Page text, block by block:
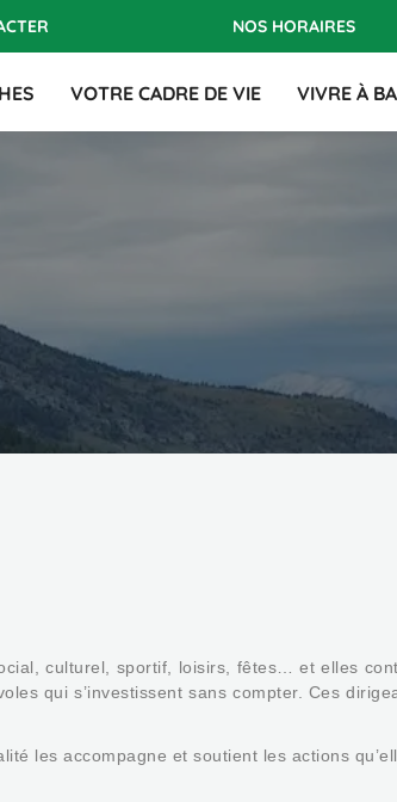
NOS HORAIRES
VOTRE CADRE DE VIE VIVRE À
culturel, sportif, loisirs, fêtes… et elles
qui s’investissent sans compter. Ces
les accompagne et soutient les actions